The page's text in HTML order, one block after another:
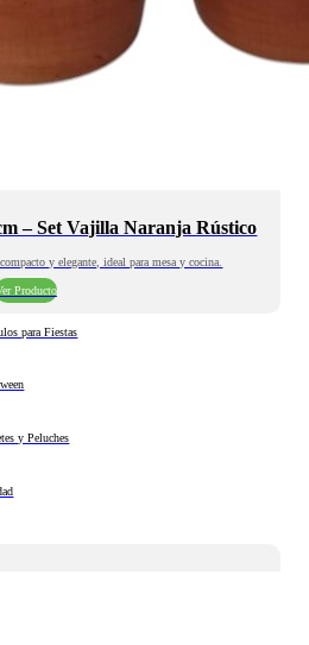
– Set Vajilla Naranja Rústico
y elegante, ideal para mesa y cocina.
Producto
para Fiestas
y Peluches